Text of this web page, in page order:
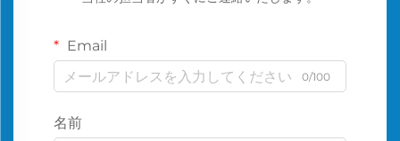
Email
0/100
名前